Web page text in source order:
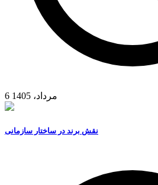
6 مرداد، 1405
نقش برند در ساختار سازمانی